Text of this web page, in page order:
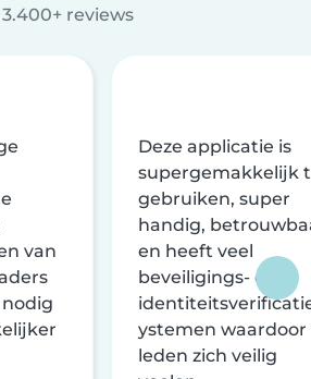
3.400+ reviews
van
Deze applicatie is
supergemakkelijk
gebruiken, super
handig,
en heeft veel
beveiligings- en
ystemen waardoor
leden zich veilig